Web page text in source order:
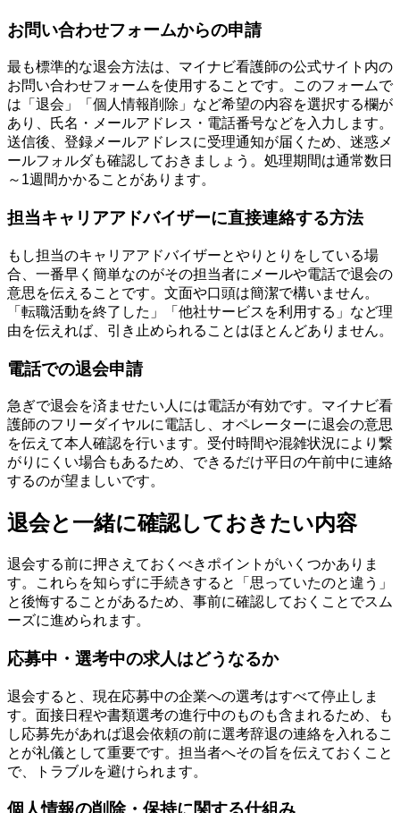
お問い合わせフォームからの申請
最も標準的な退会方法は、マイナビ看護師の公式サイト内の
お問い合わせフォームを使用することです。このフォームで
は「退会」「個人情報削除」など希望の内容を選択する欄が
あり、氏名・メールアドレス・電話番号などを入力します。
送信後、登録メールアドレスに受理通知が届くため、迷惑メ
ールフォルダも確認しておきましょう。処理期間は通常数日
～1週間かかることがあります。
担当キャリアアドバイザーに直接連絡する方法
もし担当のキャリアアドバイザーとやりとりをしている場
合、一番早く簡単なのがその担当者にメールや電話で退会の
意思を伝えることです。文面や口頭は簡潔で構いません。
「転職活動を終了した」「他社サービスを利用する」など理
由を伝えれば、引き止められることはほとんどありません。
電話での退会申請
急ぎで退会を済ませたい人には電話が有効です。マイナビ看
護師のフリーダイヤルに電話し、オペレーターに退会の意思
を伝えて本人確認を行います。受付時間や混雑状況により繋
がりにくい場合もあるため、できるだけ平日の午前中に連絡
するのが望ましいです。
退会と一緒に確認しておきたい内容
退会する前に押さえておくべきポイントがいくつかありま
す。これらを知らずに手続きすると「思っていたのと違う」
と後悔することがあるため、事前に確認しておくことでスム
ーズに進められます。
応募中・選考中の求人はどうなるか
退会すると、現在応募中の企業への選考はすべて停止しま
す。面接日程や書類選考の進行中のものも含まれるため、も
し応募先があれば退会依頼の前に選考辞退の連絡を入れるこ
とが礼儀として重要です。担当者へその旨を伝えておくこと
で、トラブルを避けられます。
個人情報の削除・保持に関する仕組み